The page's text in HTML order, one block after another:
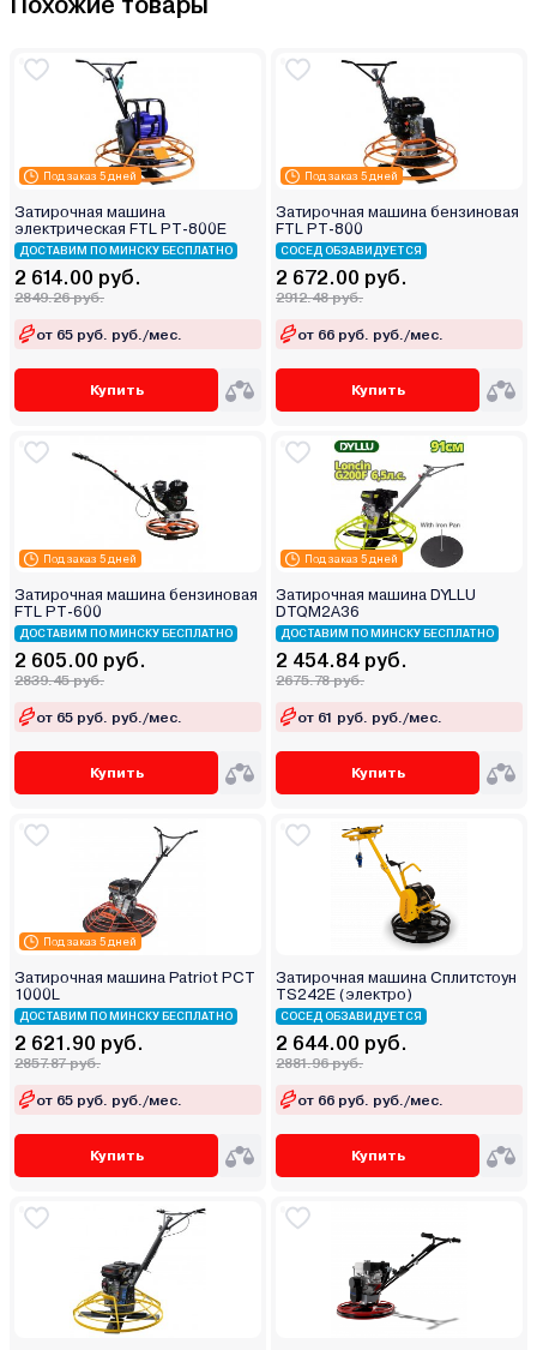
Под заказ 5 дней
Затирочная машина
электрическая FTL PT-800E
ДОСТАВИМ ПО МИНСКУ БЕСПЛАТНО
2 614.00 руб.
2849.26 руб.
от 65 руб. руб./мес.
Купить
Под заказ 5 дней
Затирочная машина бензиновая
FTL PT-800
СОСЕД ОБЗАВИДУЕТСЯ
2 672.00 руб.
2912.48 руб.
от 66 руб. руб./мес.
Купить
Под заказ 5 дней
Затирочная машина бензиновая
FTL PT-600
ДОСТАВИМ ПО МИНСКУ БЕСПЛАТНО
2 605.00 руб.
2839.45 руб.
от 65 руб. руб./мес.
Купить
Под заказ 5 дней
Затирочная машина DYLLU
DTQM2A36
ДОСТАВИМ ПО МИНСКУ БЕСПЛАТНО
2 454.84 руб.
2675.78 руб.
от 61 руб. руб./мес.
Купить
Под заказ 5 дней
Затирочная машина Patriot PCT
1000L
ДОСТАВИМ ПО МИНСКУ БЕСПЛАТНО
2 621.90 руб.
2857.87 руб.
от 65 руб. руб./мес.
Купить
Затирочная машина Сплитстоун
TS242E (электро)
СОСЕД ОБЗАВИДУЕТСЯ
2 644.00 руб.
2881.96 руб.
от 66 руб. руб./мес.
Купить